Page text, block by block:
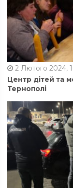
2 Лютого 2024,
Центр дітей та
Тернополі